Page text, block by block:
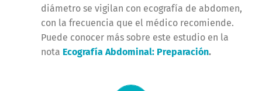
diámetro se vigilan con ecografía de abdomen,
con la frecuencia que el médico recomiende.
Puede conocer más sobre este estudio en la
nota Ecografía Abdominal: Preparación.